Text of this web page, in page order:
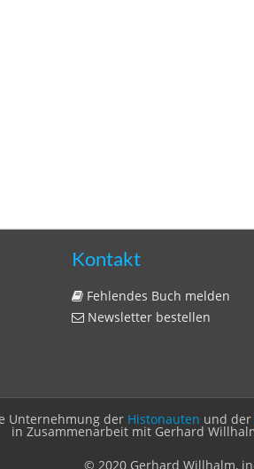
Kontakt
Fehlendes Buch melden
Newsletter bestellen
Unternehmung der Histonauten und der
in Zusammenarbeit mit Gerhard
© 2020 Gerhard Willhalm,